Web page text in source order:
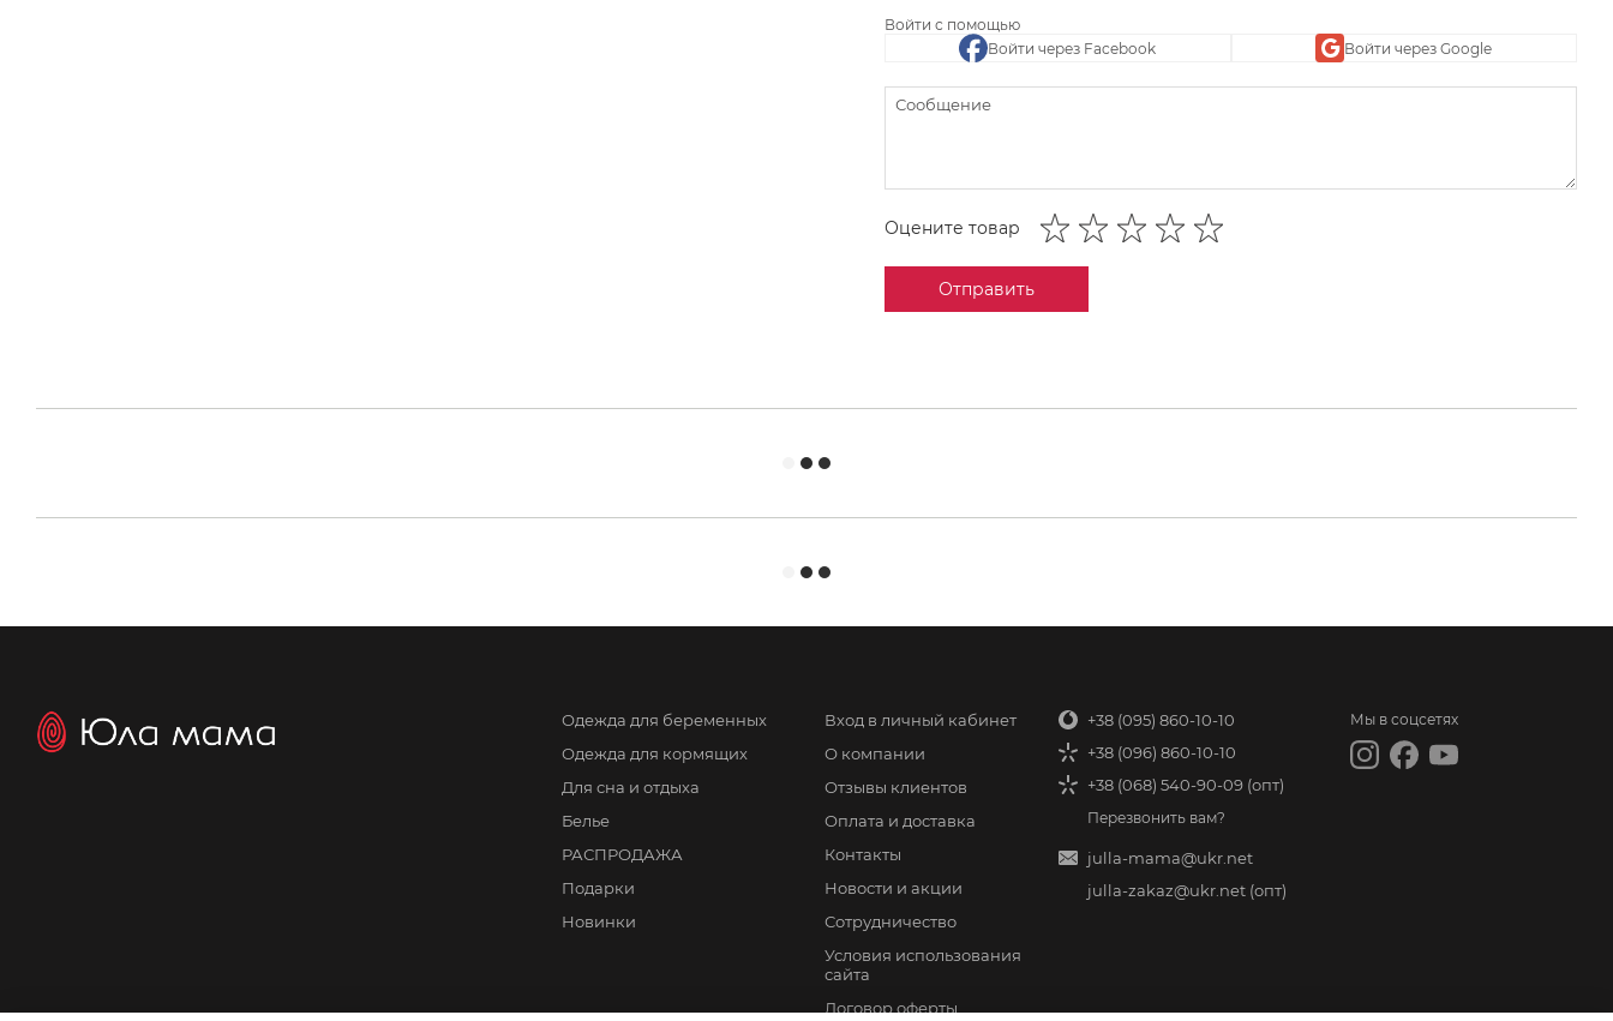
Войти с помощью
Войти через Facebook
Войти через Google
Оцените товар
Отправить
Одежда для беременных
Одежда для кормящих
Для сна и отдыха
Белье
РАСПРОДАЖА
Подарки
Новинки
Вход в личный кабинет
О компании
Отзывы клиентов
Оплата и доставка
Контакты
Новости и акции
Сотрудничество
Условия использования
сайта
Договор оферты
+38 (095) 860-10-10
+38 (096) 860-10-10
+38 (068) 540-90-09 (опт)
Перезвонить вам?
julla-mama@ukr.net
julla-zakaz@ukr.net (опт)
Мы в соцсетях